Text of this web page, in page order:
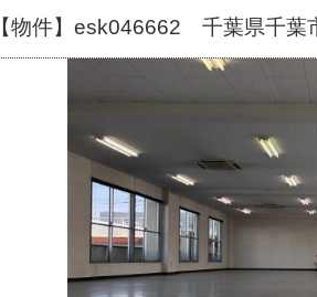
【物件】esk046662 千葉県千葉